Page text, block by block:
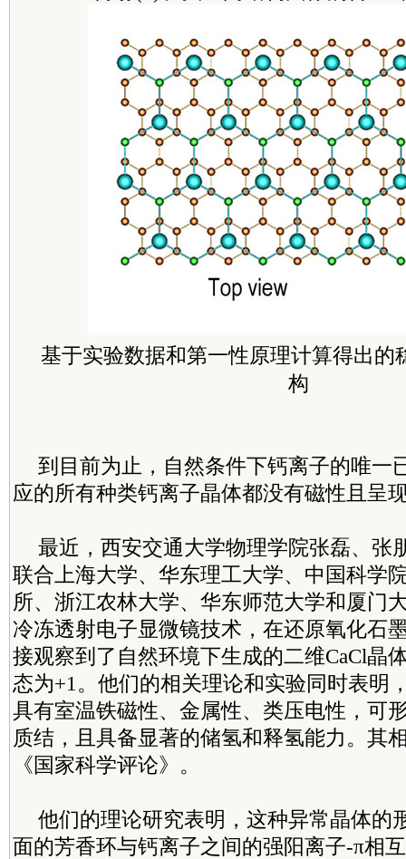
基于实验数据和第一性原理计算得出的
构
到目前为止，自然条件下钙离子的唯一
应的所有种类钙离子晶体都没有磁性且呈
最近，西安交通大学物理学院张磊、张
联合上海大学、华东理工大学、中国科学
所、浙江农林大学、华东师范大学和厦门
冷冻透射电子显微镜技术，在还原氧化石
接观察到了自然环境下生成的二维CaCl晶
态为+1。他们的相关理论和实验同时表明
具有室温铁磁性、金属性、类压电性，可
质结，且具备显著的储氢和释氢能力。 其
《国家科学评论》。
他们的理论研究表明，这种异常晶体的
面的芳香环与钙离子之间的强阳离子-π相